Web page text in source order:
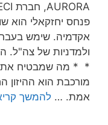
פנחס יחזקאלי הוא
אקדמיה. שימש
ולמדניות של צה"ל.
* * מה שמבטיח
אמת. … להמשך